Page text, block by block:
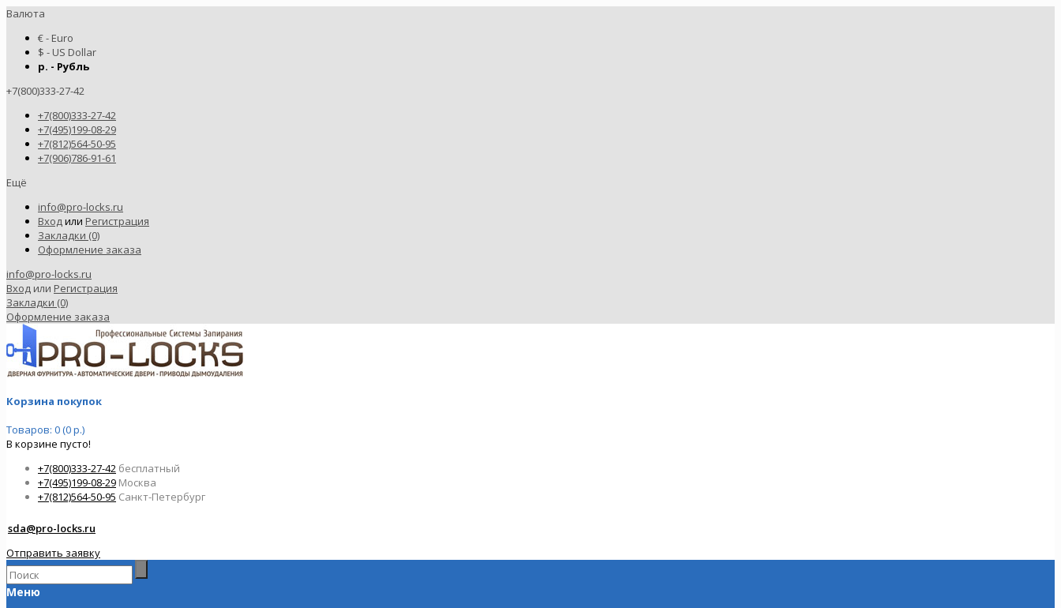
Валюта
€ - Euro
$ - US Dollar
р. - Рубль
+7(800)333-27-42
+7(800)333-27-42
+7(495)199-08-29
+7(812)564-50-95
+7(906)786-91-61
Ещё
info@pro-locks.ru
Входили Регистрация
Закладки (0)
Оформление заказа
info@pro-locks.ru
Вход или Регистрация
Закладки (0)
Оформление заказа
Корзина покупок
Товаров: 0 (0 р.)
В корзине пусто!
+7(800)333-27-42 бесплатный
+7(495)199-08-29 Москва
+7(812)564-50-95 Санкт-Петербург
sda@pro-locks.ru
Отправить заявку
Меню